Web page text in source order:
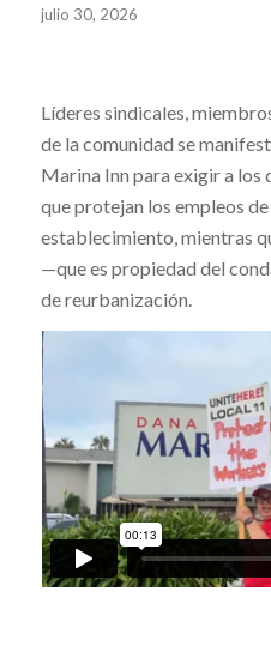
julio 30, 2026
Líderes sindicales,
de la comunidad se
Marina Inn para exigir a
que protejan los empleos
establecimiento, mientras
—que es propiedad del
de reurbanización.